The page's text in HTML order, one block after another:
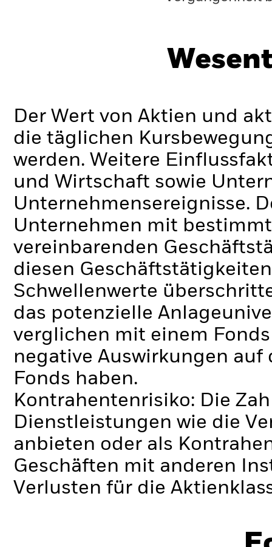
Der Wert von Aktien und
die täglichen
werden. Weitere
und Wirtschaft sowie
Unternehmensereignisse.
Unternehmen mit
vereinbarenden
diesen
Schwellenwerte
das potenzielle
verglichen mit einem
negative Auswirkungen
Fonds haben.
Kontrahentenrisiko: Die
Dienstleistungen wie die
anbieten oder als
Geschäften mit anderen
Verlusten für die